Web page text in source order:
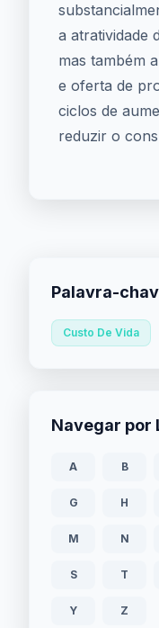
a atratividade
mas também
e oferta de
ciclos de
reduzir o
Palavra-
Custo De Vida
Navegar por
A B
G H
M N
S T
Y Z